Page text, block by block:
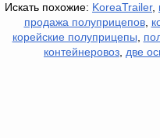
Искать похожие: KoreaTrailer,
продажа полуприцепов,
корейские полуприцепы,
контейнеровоз, две